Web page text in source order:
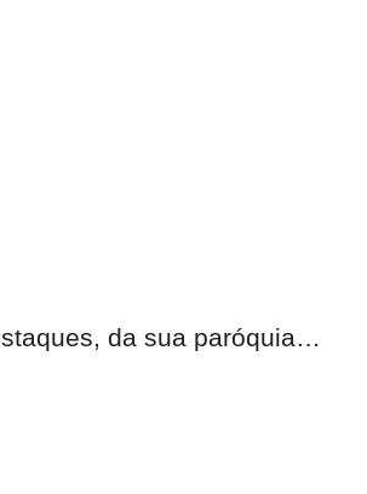
da sua paróquia…